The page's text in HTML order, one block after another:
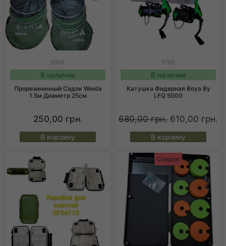
5994
В наличии
Прорезиненный Садок Weida
1.5м Диаметр 25см
250,00 грн.
В корзину
1768
В наличии
Катушка Фидерная Boya By
LFQ 5000
680,00грн. 610,00 грн.
В корзину
Скидка!